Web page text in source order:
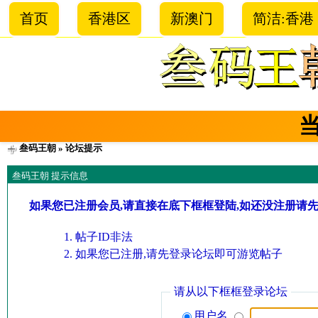
首页 香港区 新澳门 简洁:香港
叁码王朝 » 论坛提示
叁码王朝 提示信息
如果您已注册会员,请直接在底下框框登陆,如还没注册请
帖子ID非法
如果您已注册,请先登录论坛即可游览帖子
请从以下框框登录论坛
用户名